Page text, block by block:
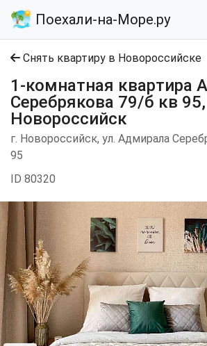
Поехали-на-Море.ру
Снять квартиру в Новороссийске
1-комнатная квартира
Серебрякова 79/б кв 95,
Новороссийск
г. Новороссийск, ул. Адмирала
95
ID 80320